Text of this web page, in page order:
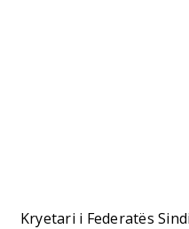
Kryetari i Federatës